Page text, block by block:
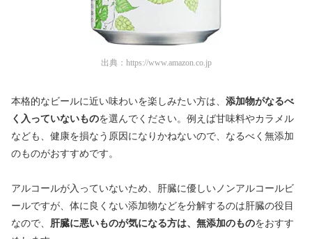
出典： https://www.amazon.co.jp
本格的なビールに近い味わいを楽しみたい方は、 添加物がなるべ
く入っていないものを選んでください。例えば甘味料やカラメル
なども、健康を損なう原因になりかねないので、なるべく無添加
のものがおすすめです。
アルコールが入っていないため、肝臓に優しいノンアルコールビ
ールですが、体に良くない添加物などを分解するのは肝臓の役目
なので、 肝臓に悪いものが気になる方は、無添加のものをおすす